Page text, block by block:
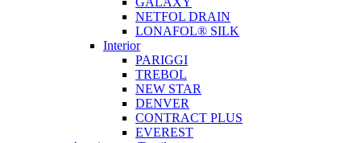
NETFOL DRAIN
LONAFOL® SILK
Interior
PARIGGI
TREBOL
NEW STAR
DENVER
CONTRACT PLUS
EVEREST